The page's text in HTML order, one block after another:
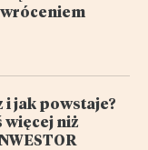
i jak powstaje?
więcej niż